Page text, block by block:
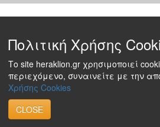
Πολιτική Χρήσης
Το site heraklion.gr χρησιμοποιεί
περιεχόμενο, συναινείτε με την
Χρήσης Cookies
CLOSE